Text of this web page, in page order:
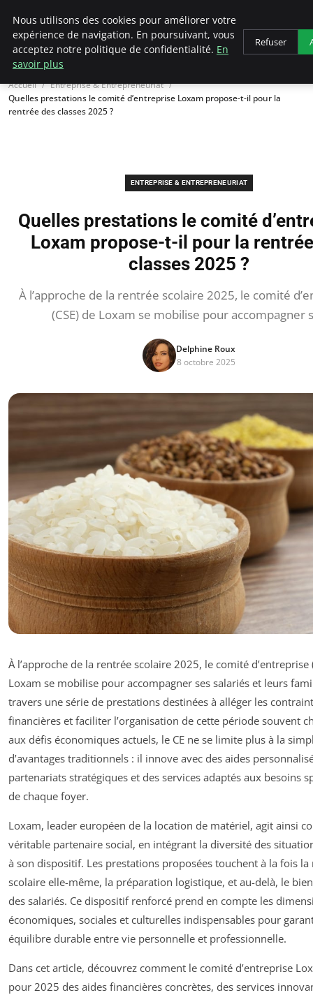
LECFCM
Accueil
Entreprise & Entrepreneuriat
Quelles prestations le comité d’entreprise Loxam propose-t-il pour la
rentrée des classes 2025 ?
ENTREPRISE & ENTREPRENEURIAT
Quelles prestations le comité
Loxam propose-t-il pour la
classes 2025 ?
À l’approche de la rentrée scolaire 2025, le comité
(CSE) de Loxam se mobilise pour accompagner
Delphine Roux
8 octobre 2025
À l’approche de la rentrée scolaire 2025, le comité d’entreprise
Loxam se mobilise pour accompagner ses salariés et leurs
travers une série de prestations destinées à alléger les
financières et faciliter l’organisation de cette période souvent
aux défis économiques actuels, le CE ne se limite plus à la
d’avantages traditionnels : il innove avec des aides
partenariats stratégiques et des services adaptés aux besoins
de chaque foyer.
Loxam, leader européen de la location de matériel, agit ainsi
véritable partenaire social, en intégrant la diversité des
à son dispositif. Les prestations proposées touchent à la fois la
scolaire elle-même, la préparation logistique, et au-delà, le
des salariés. Ce dispositif renforcé prend en compte les
économiques, sociales et culturelles indispensables pour
équilibre durable entre vie personnelle et professionnelle.
Dans cet article, découvrez comment le comité d’entreprise
pour 2025 des aides financières concrètes, des services
Nous utilisons des cookies pour améliorer votre
expérience de navigation. En poursuivant, vous
acceptez notre politique de confidentialité. En
savoir plus
Refuser